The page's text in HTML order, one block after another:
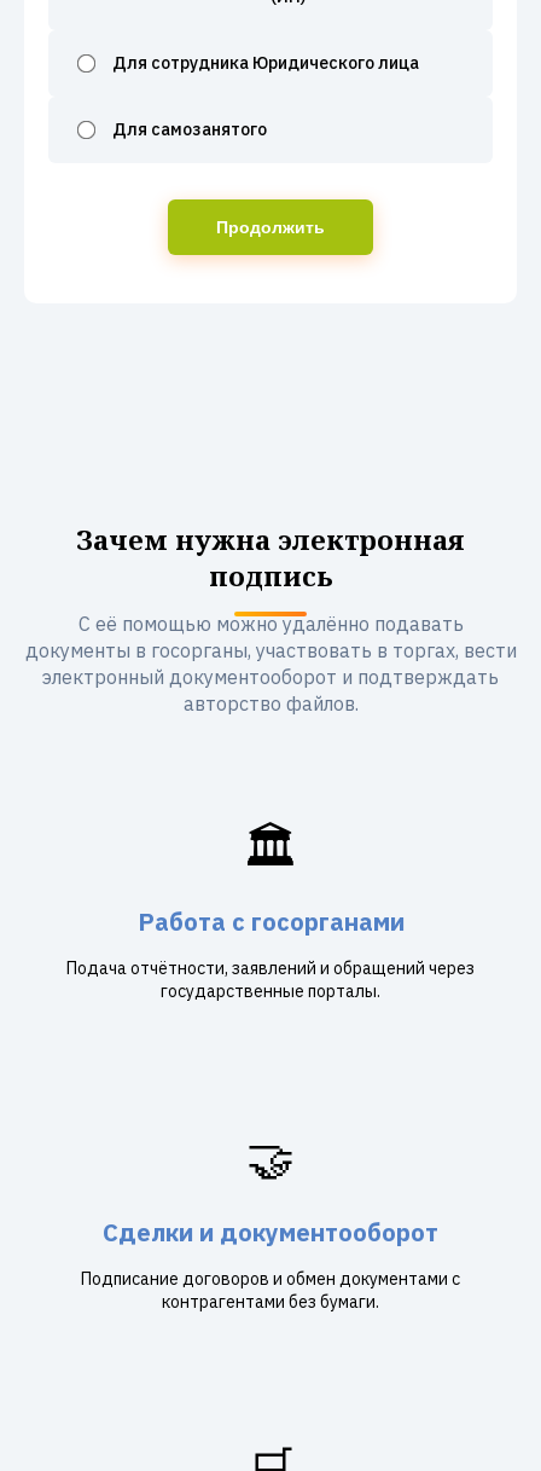
Для сотрудника Юридического лица
Для самозанятого
Продолжить
Зачем нужна электронная
подпись
С её помощью можно удалённо подавать
документы в госорганы, участвовать в торгах, вести
электронный документооборот и подтверждать
авторство файлов.
🏛️
Работа с госорганами
Подача отчётности, заявлений и обращений через
государственные порталы.
🤝
Сделки и документооборот
Подписание договоров и обмен документами с
контрагентами без бумаги.